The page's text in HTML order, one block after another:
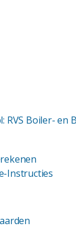
RVS Boiler- en
Instructies